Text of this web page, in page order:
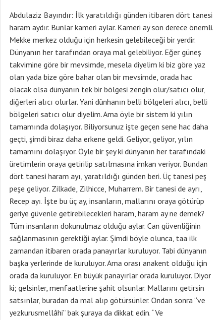
Abdulaziz Bayındır: İlk yaratıldığı günden itibaren dört tanesi
haram aydır. Bunlar kameri aylar. Kameri ay son derece önemli.
Mekke merkez olduğu için herkesin gelebileceği bir yerdir.
Dünyanın her tarafından oraya mal gelebiliyor. Eğer güneş
takvimine göre bir mevsimde, mesela diyelim ki biz göre yaz
olan yada bize göre bahar olan bir mevsimde, orada hac
olacak olsa dünyanın tek bir bölgesi zengin olur/satıcı olur,
diğerleri alıcı olurlar. Yani dünhanın belli bölgeleri alıcı, belli
bölgeleri satıcı olur diyelim. Ama öyle bir sistem ki yılın
tamamında dolaşıyor. Biliyorsunuz işte geçen sene hac daha
geçti, şimdi biraz daha erkene geldi. Geliyor, geliyor, yılın
tamamını dolaşıyor. Öyle bir şey ki dünyanın her tarafındaki
üretimlerin oraya getirilip satılmasına imkan veriyor. Bundan
dört tanesi haram ayı, yaratıldığı günden beri. Üç tanesi peş
peşe geliyor. Zilkade, Zilhicce, Muharrem. Bir tanesi de ayrı,
Recep ayı. İşte bu üç ay, insanların, mallarını oraya götürüp
geriye güvenle getirebilecekleri haram, haram ay ne demek?
Tüm insanların dokunulmaz olduğu aylar. Can güvenliğinin
sağlanmasının gerektiği aylar. Şimdi böyle olunca, taa ilk
zamandan itibaren orada panayırlar kuruluyor. Tabi dünyanın
başka yerlerinde de kuruluyor. Ama orası anakent olduğu için
orada da kuruluyor. En büyük panayırlar orada kuruluyor. Diyor
ki; gelsinler, menfaatlerine şahit olsunlar. Mallarını getirsin
satsınlar, buradan da mal alıp götürsünler. Ondan sonra “ve
yezkurusmellâhi” bak şuraya da dikkat edin. “Ve